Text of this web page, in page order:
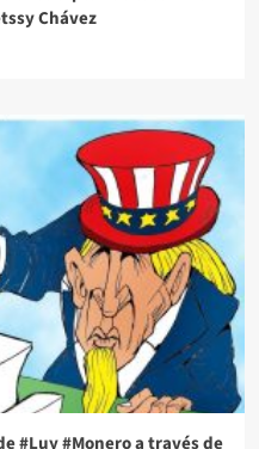
Chávez
#Luy #Monero a través de